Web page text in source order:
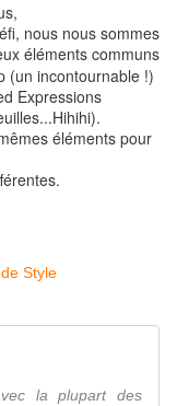
nous nous sommes
éléments communs
(un incontournable !)
Expressions
éléments pour
la plupart des